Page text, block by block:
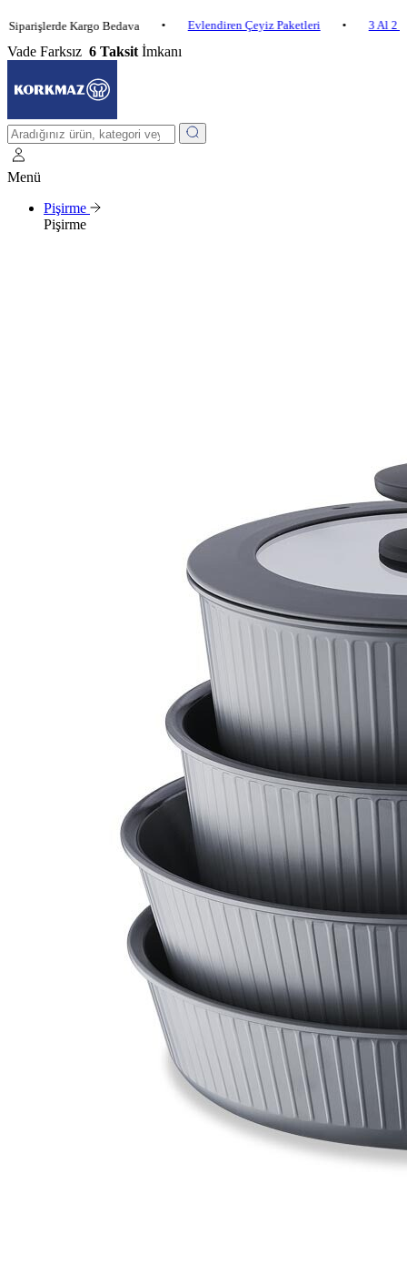
Kargo Bedava • Evlendiren Çeyiz Paketleri • 3 Al 2 Öde
Vade Farksız 6 Taksit İmkanı
Menü
Pişirme
Pişirme